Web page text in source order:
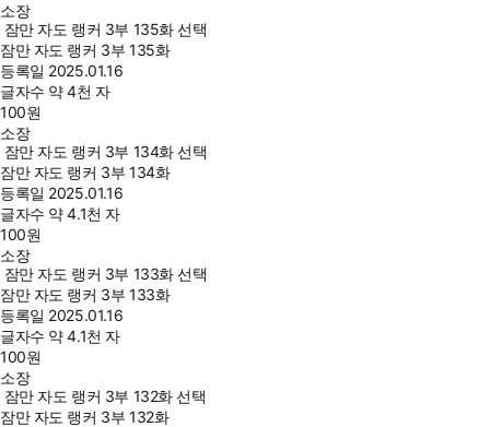
소장
잠만 자도 랭커 3부 135화 선택
잠만 자도 랭커 3부 135화
등록일 2025.01.16
글자수 약 4천 자
100원
소장
잠만 자도 랭커 3부 134화 선택
잠만 자도 랭커 3부 134화
등록일 2025.01.16
글자수 약 4.1천 자
100원
소장
잠만 자도 랭커 3부 133화 선택
잠만 자도 랭커 3부 133화
등록일 2025.01.16
글자수 약 4.1천 자
100원
소장
잠만 자도 랭커 3부 132화 선택
잠만 자도 랭커 3부 132화